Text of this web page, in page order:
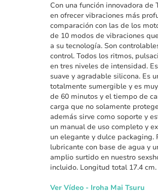
Con una función innovadora de
en ofrecer vibraciones más
comparación con las de los
de 10 modos de vibraciones
a su tecnología. Son
control. Todos los ritmos,
en tres niveles de intensidad.
suave y agradable silicona. Es
totalmente sumergible y es
de 60 minutos y el tiempo de
carga que no solamente
además sirve como soporte y
un manual de uso completo y
un elegante y dulce packaging.
lubricante con base de agua y
amplio surtido en nuestro
incluido. Longitud total 17.4 cm.
Ver Vídeo - Iroha Mai Tsuru